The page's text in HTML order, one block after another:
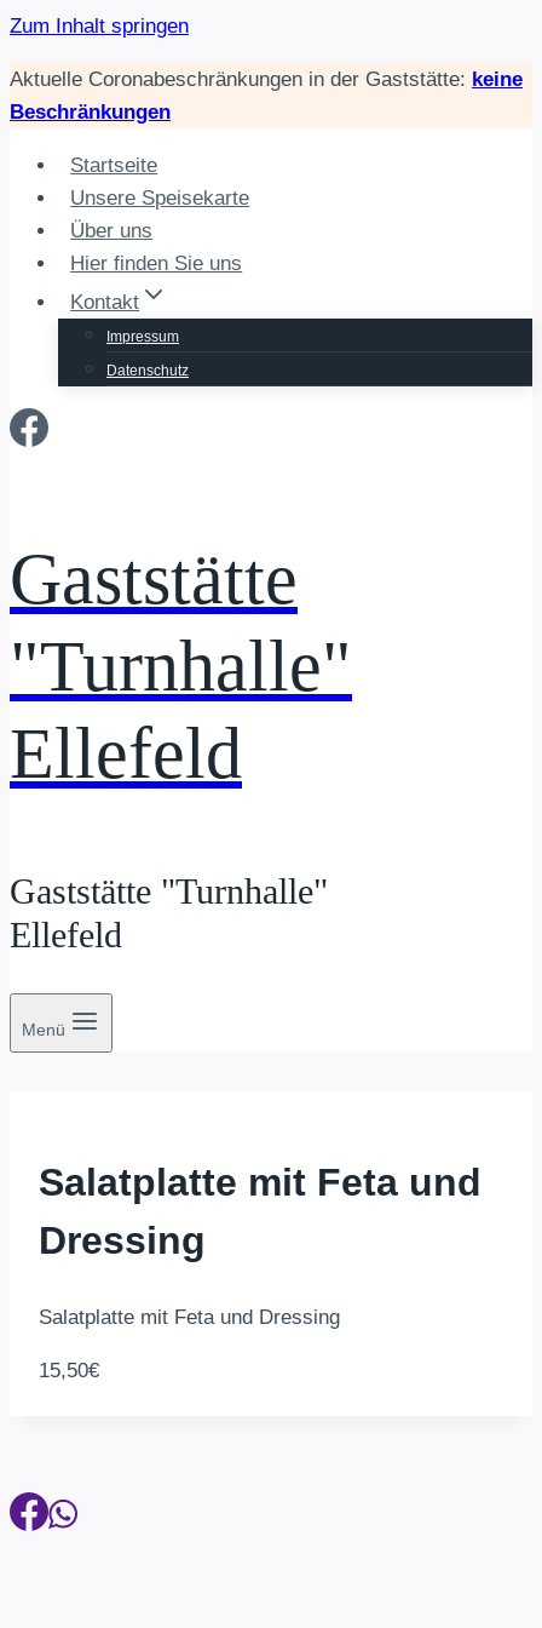
Zum Inhalt springen
Aktuelle Coronabeschränkungen in der Gaststätte: keine
Beschränkungen
Startseite
Unsere Speisekarte
Über uns
Hier finden Sie uns
Kontakt
Impressum
Datenschutz
Gaststätte
"Turnhalle"
Ellefeld
Gaststätte "Turnhalle"
Ellefeld
Menü
Salatplatte mit Feta und
Dressing
Salatplatte mit Feta und Dressing
15,50€